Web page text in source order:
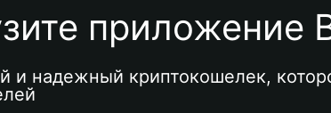
приложение
и надежный криптокошелек,